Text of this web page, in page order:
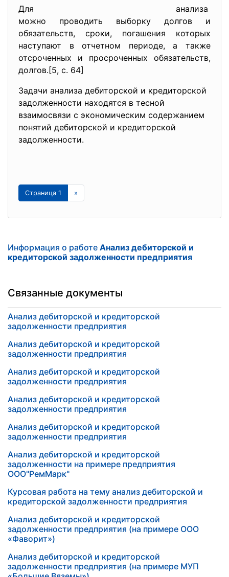
Для анализа
можно проводить выборку долгов и
обязательств, сроки, погашения которых
наступают в отчетном периоде, а также
отсроченных и просроченных обязательств,
долгов.[5, с. 64]
Задачи анализа дебиторской и кредиторской
задолженности находятся в тесной
взаимосвязи с экономическим содержанием
понятий дебиторской и кредиторской
задолженности.
Страница 1 »
Информация о работе Анализ дебиторской и
кредиторской задолженности предприятия
Связанные документы
Анализ дебиторской и кредиторской
задолженности предприятия
Анализ дебиторской и кредиторской
задолженности предприятия
Анализ дебиторской и кредиторской
задолженности предприятия
Анализ дебиторской и кредиторской
задолженности предприятия
Анализ дебиторской и кредиторской
задолженности предприятия
Анализ дебиторской и кредиторской
задолженности на примере предприятия
ООО"РемМарк"
Курсовая работа на тему анализ дебиторской и
кредиторской задолженности предприятия
Анализ дебиторской и кредиторской
задолженности предприятия (на примере ООО
«Фаворит»)
Анализ дебиторской и кредиторской
задолженности предприятия (на примере МУП